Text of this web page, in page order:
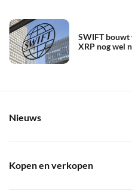
SWIFT bouwt
XRP nog wel
Nieuws
Kopen en verkopen